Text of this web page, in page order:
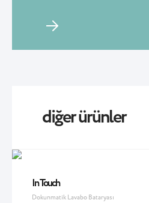
diğer ürünler
In Touch
Dokunmatik Lavabo Bataryası